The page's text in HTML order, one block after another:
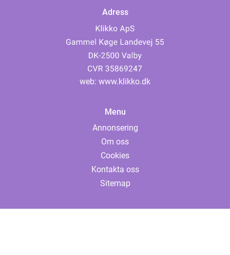
Adress
web: www.klikko.dk
Menu
Annonsering
Om oss
Cookies
Kontakta oss
Sitemap